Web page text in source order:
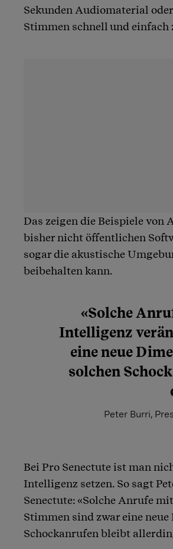
Sekunden Audiomaterial
Stimmen schnell und einfach
Das zeigen die Beispiele von
bisher nicht öffentlichen
sogar die akustische
beibehalten kann.
«Solche
Intelligenz
eine neue
solchen
Peter Burri,
Bei Pro Senectute ist man
Intelligenz setzen. So sagt
Senectute: «Solche Anrufe
Stimmen sind zwar eine
Schockanrufen bleibt